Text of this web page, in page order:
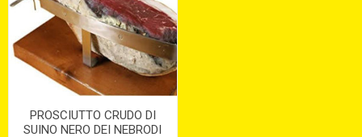
PROSCIUTTO CRUDO DI
SUINO NERO DEI NEBRODI